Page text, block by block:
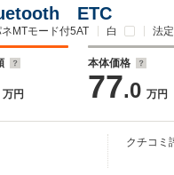
ETC
MTモード付5AT 白 法
万円
本体価格
77.0 万円
クチコミ